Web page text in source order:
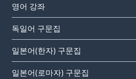
영어 강좌
독일어 구문집
일본어(한자) 구문집
일본어(로마자) 구문집